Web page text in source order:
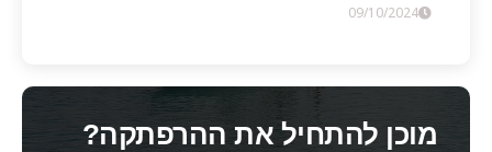
09/10/2024
מוכן להתחיל את ההרפתקה?